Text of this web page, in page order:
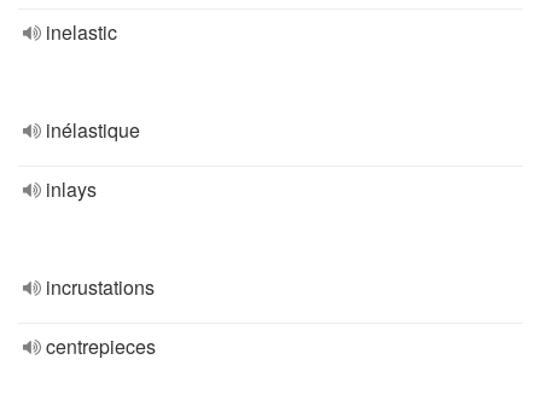
inelastic
inélastique
inlays
incrustations
centrepieces